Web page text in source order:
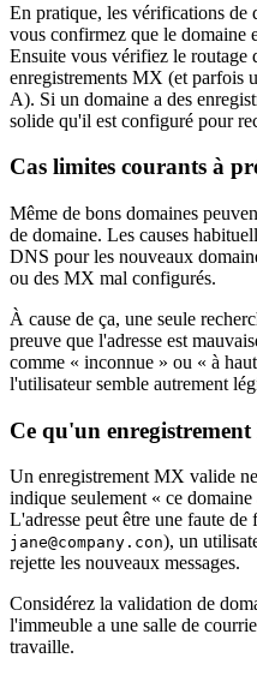
En pratique, les vérifications de
vous confirmez que le domaine
Ensuite vous vérifiez le routage
enregistrements MX (et parfois
A). Si un domaine a des
solide qu'il est configuré pour
Cas limites courants à
Même de bons domaines
de domaine. Les causes
DNS pour les nouveaux
ou des MX mal configurés.
À cause de ça, une seule
preuve que l'adresse est
comme « inconnue » ou « à
l'utilisateur semble autrement
Ce qu'un
Un enregistrement MX valide
indique seulement « ce
L'adresse peut être une faute de
jane@company.con), un
rejette les nouveaux messages.
Considérez la validation de
l'immeuble a une salle de
travaille.